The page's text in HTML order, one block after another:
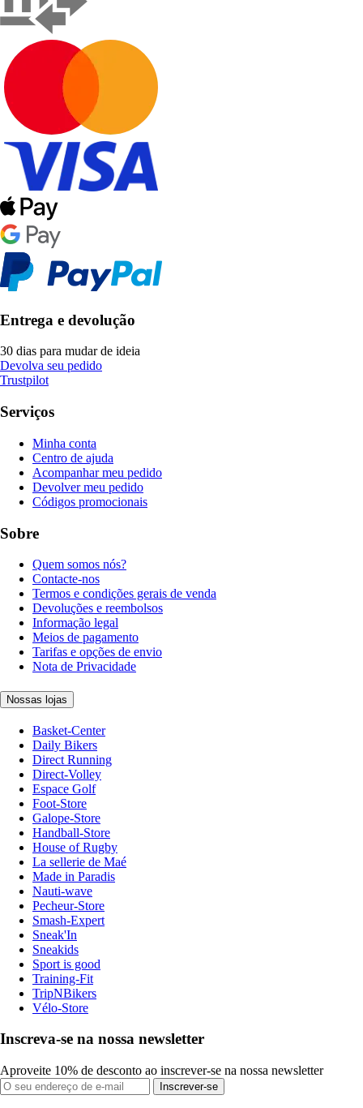
Entrega e devolução
30 dias para mudar de ideia
Devolva seu pedido
Trustpilot
Serviços
Minha conta
Centro de ajuda
Acompanhar meu pedido
Devolver meu pedido
Códigos promocionais
Sobre
Quem somos nós?
Contacte-nos
Termos e condições gerais de venda
Devoluções e reembolsos
Informação legal
Meios de pagamento
Tarifas e opções de envio
Nota de Privacidade
Nossas lojas
Basket-Center
Daily Bikers
Direct Running
Direct-Volley
Espace Golf
Foot-Store
Galope-Store
Handball-Store
House of Rugby
La sellerie de Maé
Made in Paradis
Nauti-wave
Pecheur-Store
Smash-Expert
Sneak'In
Sneakids
Sport is good
Training-Fit
TripNBikers
Vélo-Store
Inscreva-se na nossa newsletter
Aproveite 10% de desconto ao inscrever-se na nossa newsletter
Inscrever-se